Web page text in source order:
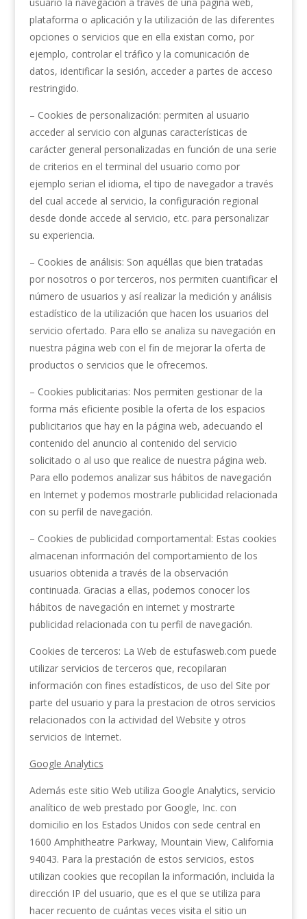
plataforma o aplicación y la utilización de las diferentes
opciones o servicios que en ella existan como, por
ejemplo, controlar el tráfico y la comunicación de
datos, identificar la sesión, acceder a partes de acceso
restringido.
– Cookies de personalización: permiten al usuario
acceder al servicio con algunas características de
carácter general personalizadas en función de una serie
de criterios en el terminal del usuario como por
ejemplo serian el idioma, el tipo de navegador a través
del cual accede al servicio, la configuración regional
desde donde accede al servicio, etc. para personalizar
su experiencia.
– Cookies de análisis: Son aquéllas que bien tratadas
por nosotros o por terceros, nos permiten cuantificar el
número de usuarios y así realizar la medición y análisis
estadístico de la utilización que hacen los usuarios del
servicio ofertado. Para ello se analiza su navegación en
nuestra página web con el fin de mejorar la oferta de
productos o servicios que le ofrecemos.
– Cookies publicitarias: Nos permiten gestionar de la
forma más eficiente posible la oferta de los espacios
publicitarios que hay en la página web, adecuando el
contenido del anuncio al contenido del servicio
solicitado o al uso que realice de nuestra página web.
Para ello podemos analizar sus hábitos de navegación
en Internet y podemos mostrarle publicidad relacionada
con su perfil de navegación.
– Cookies de publicidad comportamental: Estas cookies
almacenan información del comportamiento de los
usuarios obtenida a través de la observación
continuada. Gracias a ellas, podemos conocer los
hábitos de navegación en internet y mostrarte
publicidad relacionada con tu perfil de navegación.
Cookies de terceros: La Web de estufasweb.com puede
utilizar servicios de terceros que, recopilaran
información con fines estadísticos, de uso del Site por
parte del usuario y para la prestacion de otros servicios
relacionados con la actividad del Website y otros
servicios de Internet.
Google Analytics
Además este sitio Web utiliza Google Analytics, servicio
analítico de web prestado por Google, Inc. con
domicilio en los Estados Unidos con sede central en
1600 Amphitheatre Parkway, Mountain View, California
94043. Para la prestación de estos servicios, estos
utilizan cookies que recopilan la información, incluida la
dirección IP del usuario, que es el que se utiliza para
hacer recuento de cuántas veces visita el sitio un